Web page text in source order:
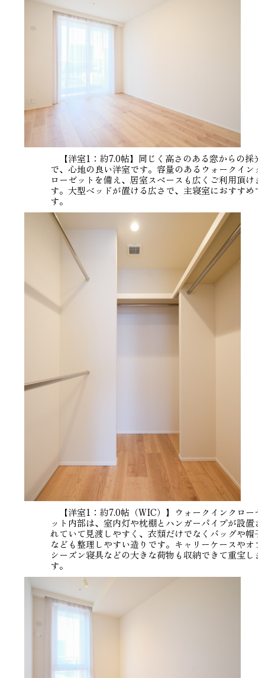
【洋室1：約7.0帖】同じく高さのある窓からの採光
で、心地の良い洋室です。容量のあるウォークインク
ローゼットを備え、居室スペースも広くご利用頂けま
す。大型ベッドが置ける広さで、主寝室におすすめで
す。
【洋室1：約7.0帖（WIC）】ウォークインクローゼ
ット内部は、室内灯や枕棚とハンガーパイプが設置さ
れていて見渡しやすく、衣類だけでなくバッグや帽子
なども整理しやすい造りです。キャリーケースやオフ
シーズン寝具などの大きな荷物も収納できて重宝しま
す。